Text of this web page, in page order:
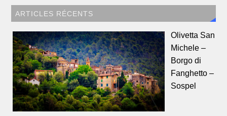
ARTICLES RÉCENTS
Olivetta San
Michele –
Borgo di
Fanghetto –
Sospel